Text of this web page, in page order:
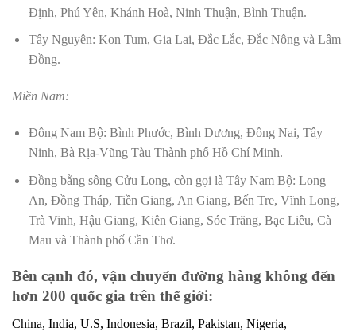
Định, Phú Yên, Khánh Hoà, Ninh Thuận, Bình Thuận.
Tây Nguyên: Kon Tum, Gia Lai, Đắc Lắc, Đắc Nông và Lâm
Đồng.
Miền Nam:
Đông Nam Bộ: Bình Phước, Bình Dương, Đồng Nai, Tây
Ninh, Bà Rịa-Vũng Tàu Thành phố Hồ Chí Minh.
Đồng bằng sông Cửu Long, còn gọi là Tây Nam Bộ: Long
An, Đồng Tháp, Tiền Giang, An Giang, Bến Tre, Vĩnh Long,
Trà Vinh, Hậu Giang, Kiên Giang, Sóc Trăng, Bạc Liêu, Cà
Mau và Thành phố Cần Thơ.
Bên cạnh đó, vận chuyển đường hàng không đến
hơn 200 quốc gia trên thế giới:
China, India, U.S, Indonesia, Brazil, Pakistan, Nigeria,